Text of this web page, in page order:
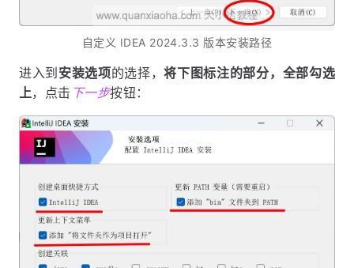
自定义 IDEA 2024.3.3 版本安装路径
进入到安装选项的选择，将下图标注的部分，全部勾选
上，点击 下一步按钮：